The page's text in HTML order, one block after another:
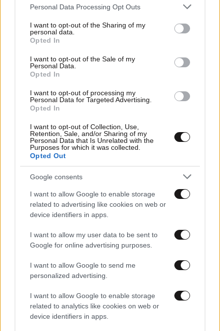
Please note that this website/app uses one or more Google
not limited to your visit or usage behaviour. You may click to
grant or deny consent to Google and its third-party tags to
use your data for below specified purposes in below Google
consent section.
Personal Data Processing Opt Outs
I want to opt-out of the Sharing of my
personal data.
Opted In
I want to opt-out of the Sale of my
Personal Data.
Opted In
I want to opt-out of processing my
Personal Data for Targeted Advertising.
Opted In
I want to opt-out of Collection, Use,
Retention, Sale, and/or Sharing of my
Personal Data that Is Unrelated with the
Purposes for which it was collected.
Opted Out
Google consents
I want to allow Google to enable storage
related to advertising like cookies on web or
device identifiers in apps.
I want to allow my user data to be sent to
Google for online advertising purposes.
I want to allow Google to send me
personalized advertising.
I want to allow Google to enable storage
related to analytics like cookies on web or
device identifiers in apps.
EuroBasket 2025: Ο Αταμάν ζητάει περισσότερες
πτήσεις από Τουρκία προς Ρίγα για τον ημιτελικό με την
Εθνική Ελλάδας
10·09·2025 08:36